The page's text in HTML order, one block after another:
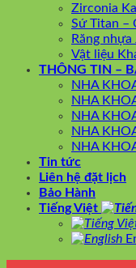
Zirconia
Sứ Titan –
Răng
Vật liệu
THÔNG TIN –
NHA
NHA
NHA
NHA
NHA
Tin tức
Liên hệ đặt lịch
Bảo Hành
Tiếng Việt